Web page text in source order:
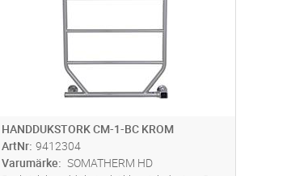
HANDDUKSTORK CM-1-BC KROM
ArtNr 9412304
Varumärke
SOMATHERM HD